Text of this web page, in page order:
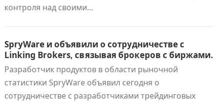
контроля над своими…
SpryWare и объявили о сотрудничестве с
Linking Brokers, связывая брокеров с биржами.
Разработчик продуктов в области рыночной
статистики SpryWare объявил сегодня о
сотрудничестве с разработчиками трейдинговых